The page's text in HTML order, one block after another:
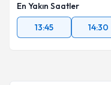
En Yakın Saatler
13:45
14:30